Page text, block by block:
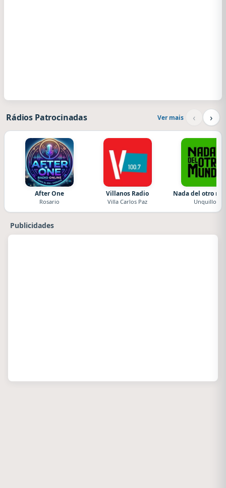
Rádios Patrocinadas Ver mais ‹ ›
After One
Rosario
Villanos Radio
Villa Carlos Paz
Nada del otro
Unquillo
Publicidades